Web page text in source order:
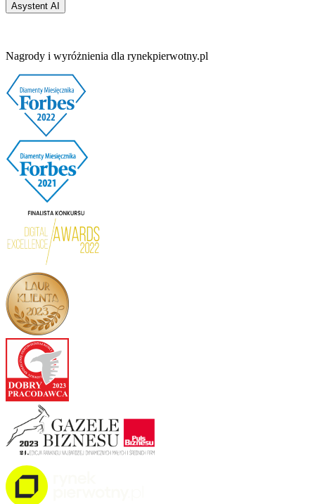
Asystent AI
Nagrody i wyróżnienia dla rynekpierwotny.pl